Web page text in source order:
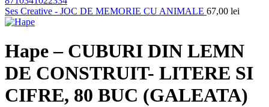
Ses Creative - JOC DE MEMORIE CU ANIMALE 67,00 lei
Hape – CUBURI DIN LEMN
DE CONSTRUIT- LITERE SI
CIFRE, 80 BUC (GALEATA)